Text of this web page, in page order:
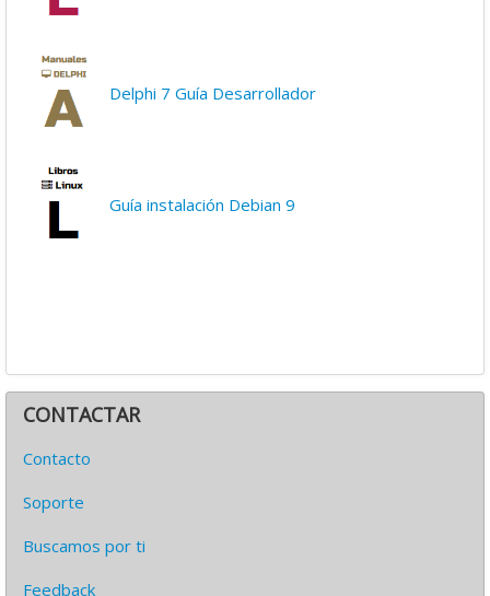
Delphi 7 Guía Desarrollador
Guía instalación Debian 9
CONTACTAR
Contacto
Soporte
Buscamos por ti
Feedback